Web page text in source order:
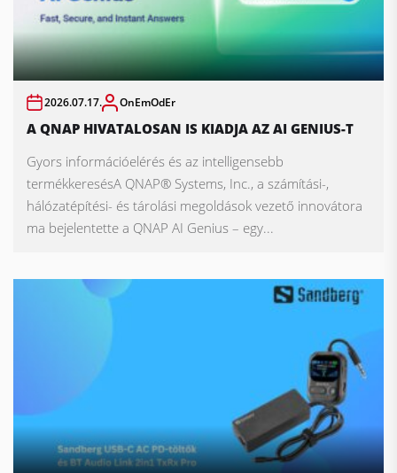
2026.07.17. OnEmOdEr
A QNAP HIVATALOSAN IS KIADJA AZ AI GENIUS-T
Gyors információelérés és az intelligensebb
termékkeresésA QNAP® Systems, Inc., a számítási-,
hálózatépítési- és tárolási megoldások vezető innovátora
ma bejelentette a QNAP AI Genius – egy...